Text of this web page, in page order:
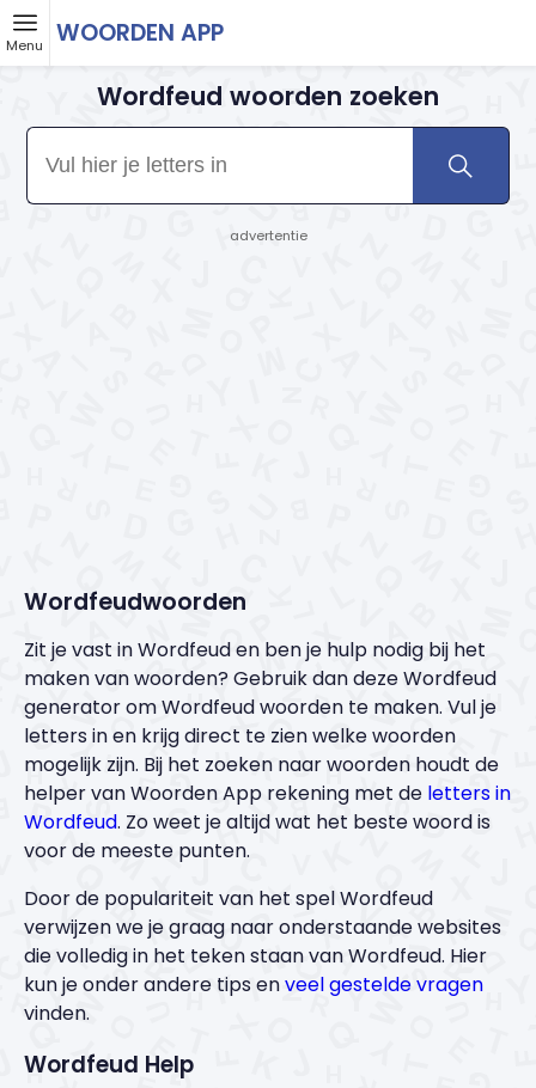
Menu WOORDEN APP
Wordfeud woorden zoeken
- advertentie -
Wordfeudwoorden
Zit je vast in Wordfeud en ben je hulp nodig bij het
maken van woorden? Gebruik dan deze Wordfeud
generator om Wordfeud woorden te maken. Vul je
letters in en krijg direct te zien welke woorden
mogelijk zijn. Bij het zoeken naar woorden houdt de
helper van Woorden App rekening met de letters in
Wordfeud. Zo weet je altijd wat het beste woord is
voor de meeste punten.
Door de populariteit van het spel Wordfeud
verwijzen we je graag naar onderstaande websites
die volledig in het teken staan van Wordfeud. Hier
kun je onder andere tips enveel gestelde vragen
vinden.
Wordfeud Help